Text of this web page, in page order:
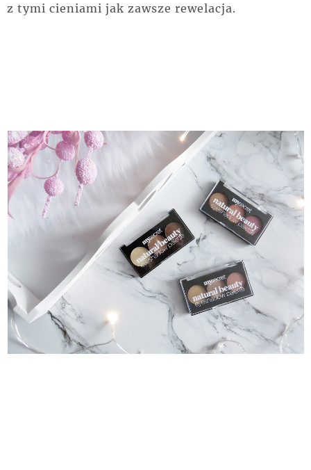
z tymi cieniami jak zawsze rewelacja.